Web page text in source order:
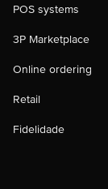
POS systems
3P Marketplace
Online ordering
Retail
Fidelidade